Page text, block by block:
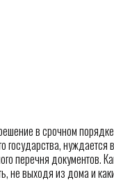
в срочном
государства, нуждается
перечня документов.
не выходя из дома и